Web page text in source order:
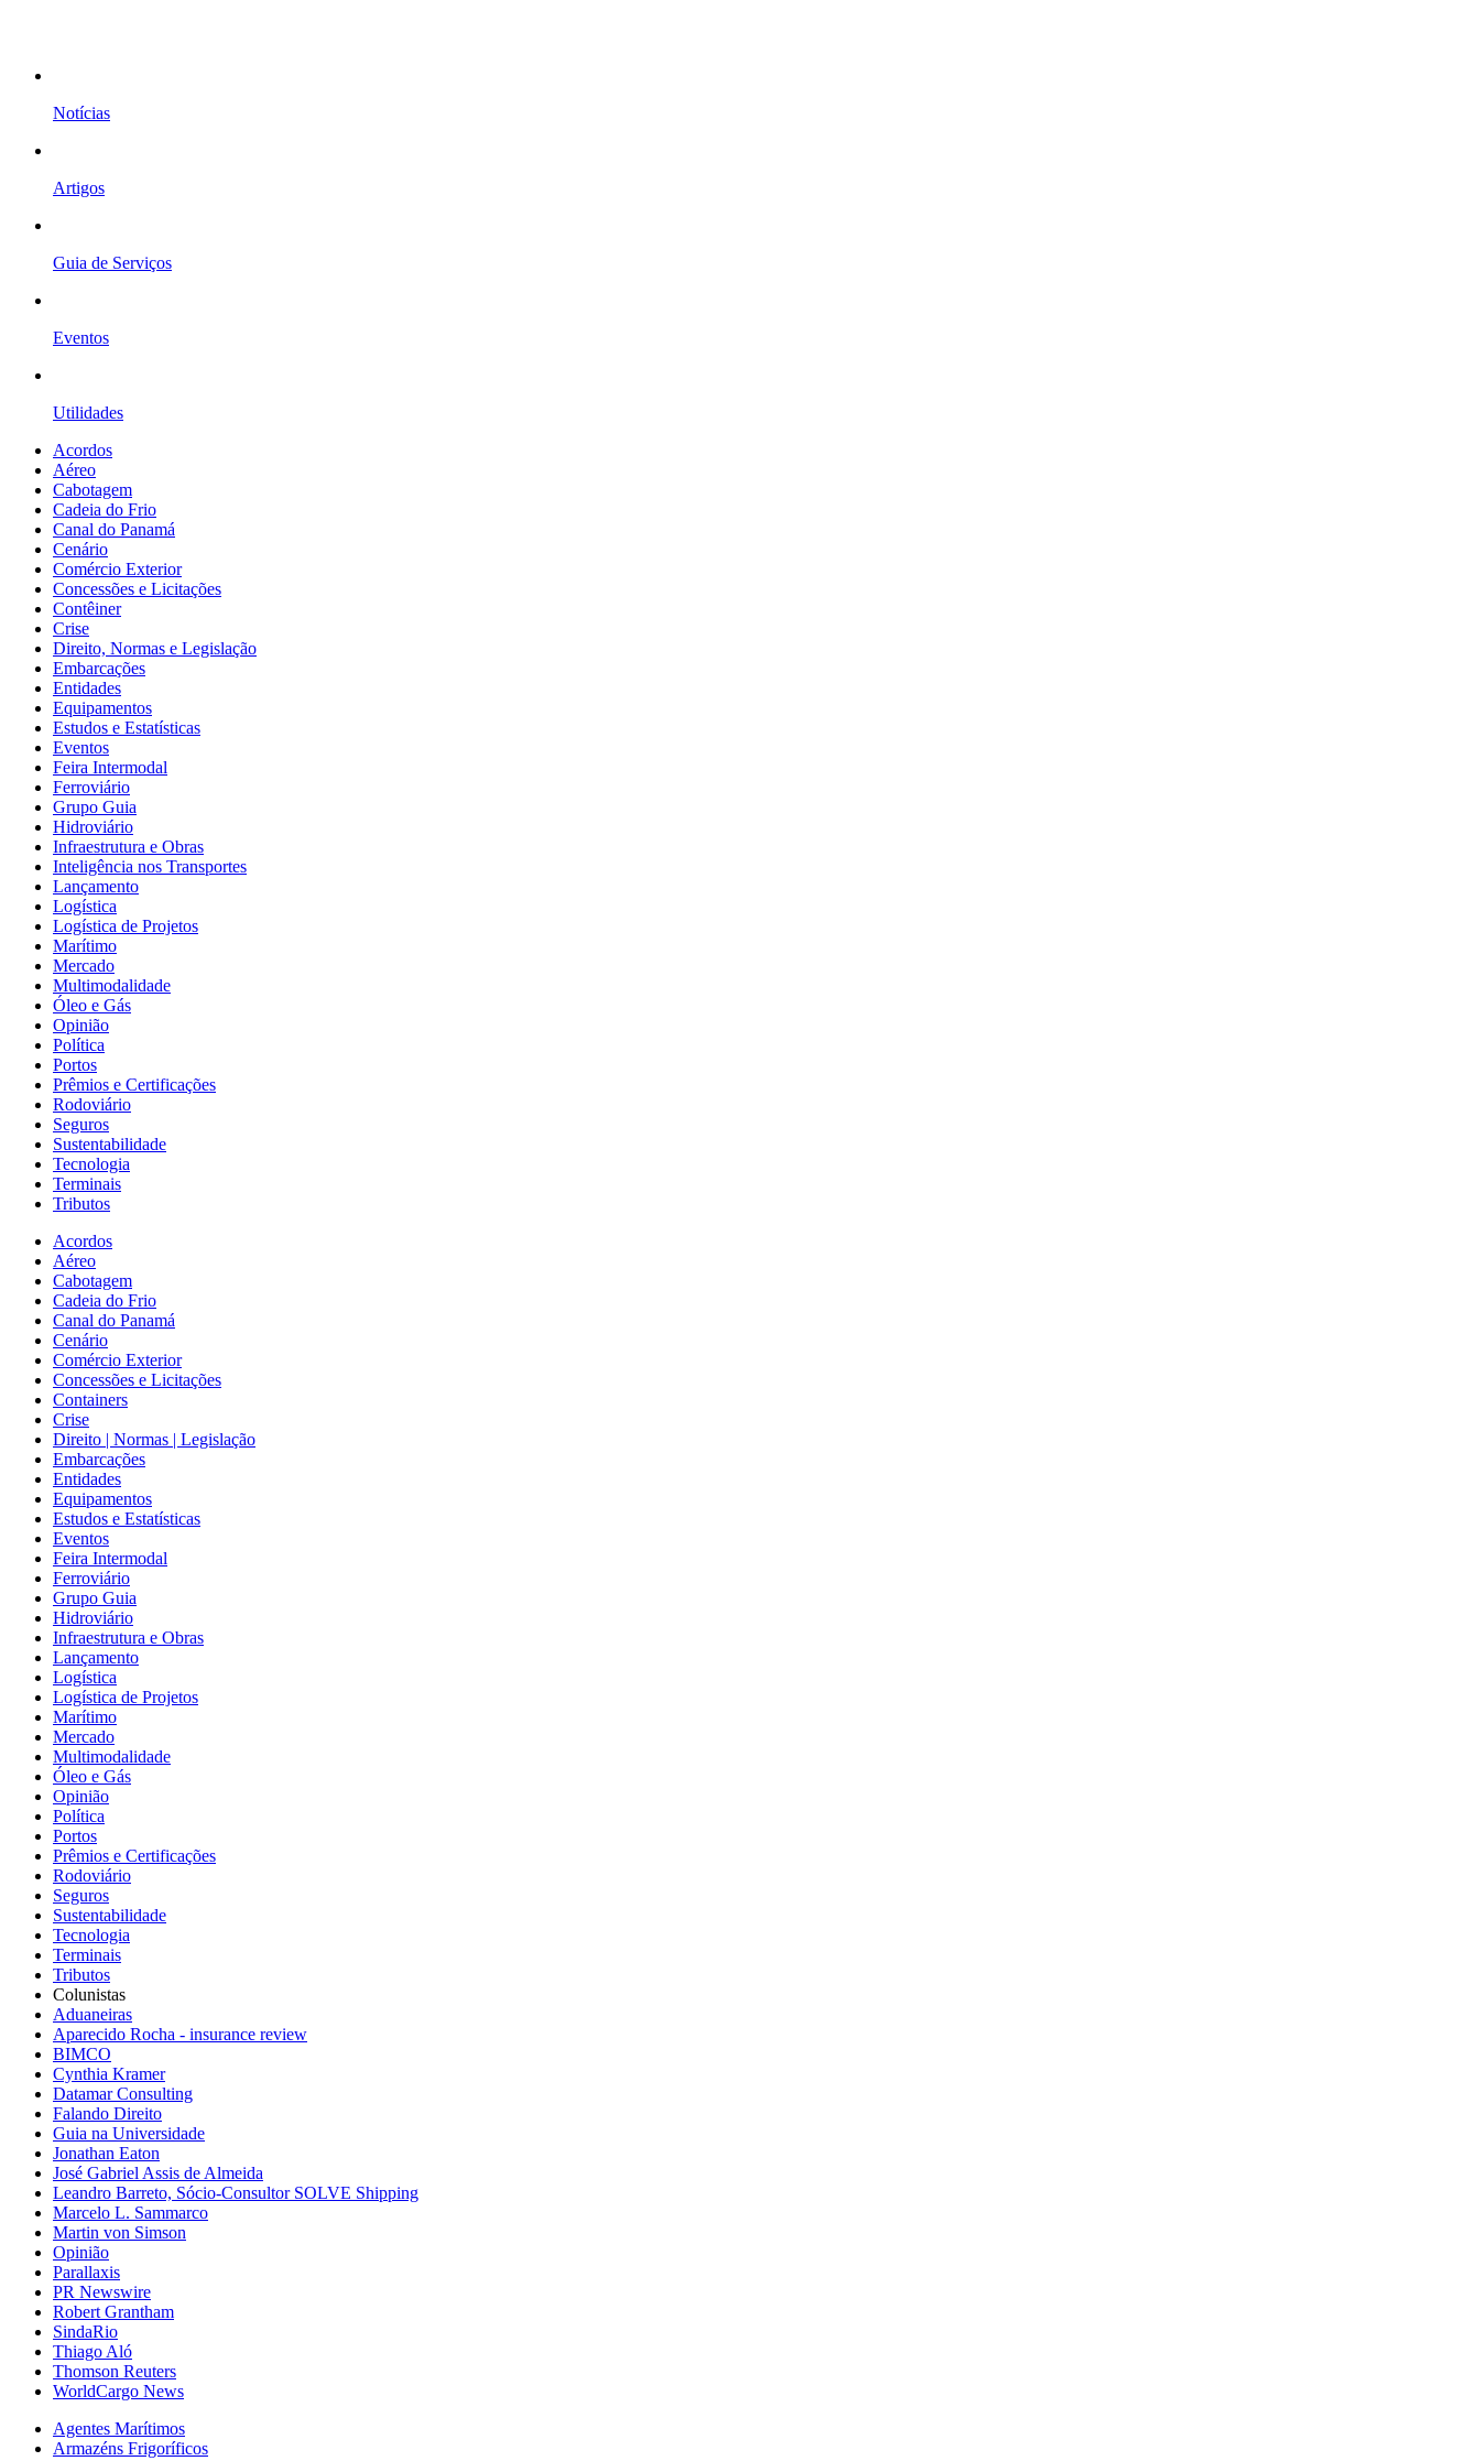
Notícias
Artigos
Guia de Serviços
Eventos
Utilidades
Acordos
Aéreo
Cabotagem
Cadeia do Frio
Canal do Panamá
Cenário
Comércio Exterior
Concessões e Licitações
Contêiner
Crise
Direito, Normas e Legislação
Embarcações
Entidades
Equipamentos
Estudos e Estatísticas
Eventos
Feira Intermodal
Ferroviário
Grupo Guia
Hidroviário
Infraestrutura e Obras
Inteligência nos Transportes
Lançamento
Logística
Logística de Projetos
Marítimo
Mercado
Multimodalidade
Óleo e Gás
Opinião
Política
Portos
Prêmios e Certificações
Rodoviário
Seguros
Sustentabilidade
Tecnologia
Terminais
Tributos
Acordos
Aéreo
Cabotagem
Cadeia do Frio
Canal do Panamá
Cenário
Comércio Exterior
Concessões e Licitações
Containers
Crise
Direito | Normas | Legislação
Embarcações
Entidades
Equipamentos
Estudos e Estatísticas
Eventos
Feira Intermodal
Ferroviário
Grupo Guia
Hidroviário
Infraestrutura e Obras
Lançamento
Logística
Logística de Projetos
Marítimo
Mercado
Multimodalidade
Óleo e Gás
Opinião
Política
Portos
Prêmios e Certificações
Rodoviário
Seguros
Sustentabilidade
Tecnologia
Terminais
Tributos
Colunistas
Aduaneiras
Aparecido Rocha - insurance review
BIMCO
Cynthia Kramer
Datamar Consulting
Falando Direito
Guia na Universidade
Jonathan Eaton
José Gabriel Assis de Almeida
Leandro Barreto, Sócio-Consultor SOLVE Shipping
Marcelo L. Sammarco
Martin von Simson
Opinião
Parallaxis
PR Newswire
Robert Grantham
SindaRio
Thiago Aló
Thomson Reuters
WorldCargo News
Agentes Marítimos
Armazéns Frigoríficos